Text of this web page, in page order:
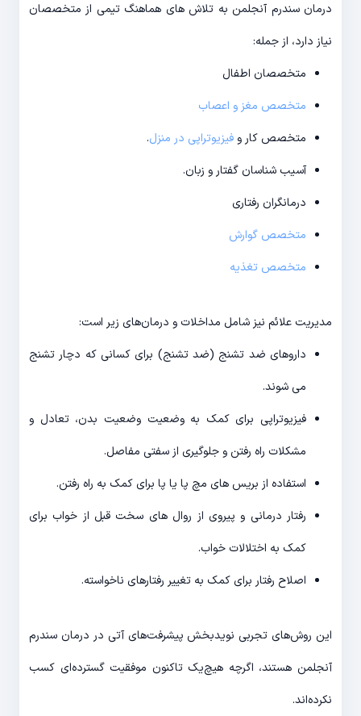
درمان سندرم آنجلمن به تلاش های هماهنگ تیمی از متخصصان
نیاز دارد، از جمله:
متخصصان اطفال
متخصص مغز و اعصاب
متخصص کار و فیزیوتراپی در منزل.
آسیب شناسان گفتار و زبان.
درمانگران رفتاری
متخصص گوارش
متخصص تغذیه
مدیریت علائم نیز شامل مداخلات و درمان‌های زیر است:
داروهای ضد تشنج (ضد تشنج) برای کسانی که دچار تشنج
می شوند.
فیزیوتراپی برای کمک به وضعیت وضعیت بدن، تعادل و
مشکلات راه رفتن و جلوگیری از سفتی مفاصل.
استفاده از بریس های مچ پا یا پا برای کمک به راه رفتن.
رفتار درمانی و پیروی از روال های سخت قبل از خواب برای
کمک به اختلالات خواب.
اصلاح رفتار برای کمک به تغییر رفتارهای ناخواسته.
این روش‌های تجربی نویدبخش پیشرفت‌های آتی در درمان سندرم
آنجلمن هستند، اگرچه هیچ‌یک تاکنون موفقیت گسترده‌ای کسب
نکرده‌اند.